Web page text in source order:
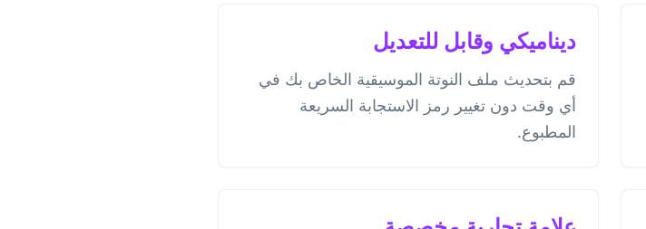
ديناميكي وقابل للتعديل
قم بتحديث ملف النوتة الموسيقية الخاص بك في
أي وقت دون تغيير رمز الاستجابة السريعة
المطبوع.